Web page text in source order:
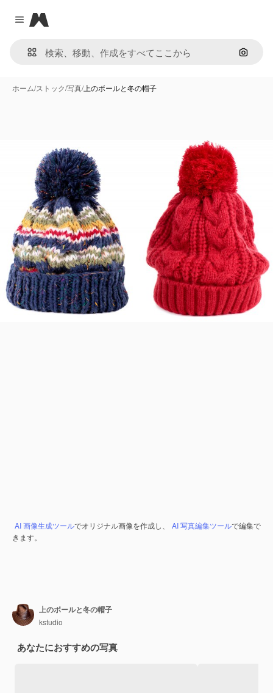
Close menu
Magnific
画像で
ホーム/ストック/写真/上のボールと冬の帽子
AI 画像生成ツールでオリジナル画像を作成し、 AI 写真編集ツールで編集で
きます。
上のボールと冬の帽子
kstudio
あなたにおすすめの写真